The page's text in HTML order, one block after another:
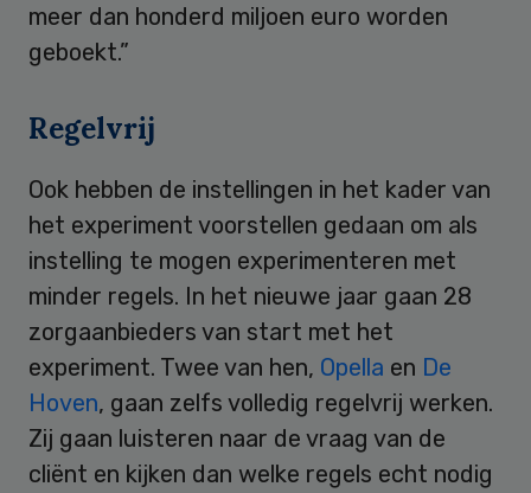
meer dan honderd miljoen euro worden
geboekt.”
Regelvrij
Ook hebben de instellingen in het kader van
het experiment voorstellen gedaan om als
instelling te mogen experimenteren met
minder regels. In het nieuwe jaar gaan 28
zorgaanbieders van start met het
experiment. Twee van hen, Opella en De
Hoven, gaan zelfs volledig regelvrij werken.
Zij gaan luisteren naar de vraag van de
cliënt en kijken dan welke regels echt nodig